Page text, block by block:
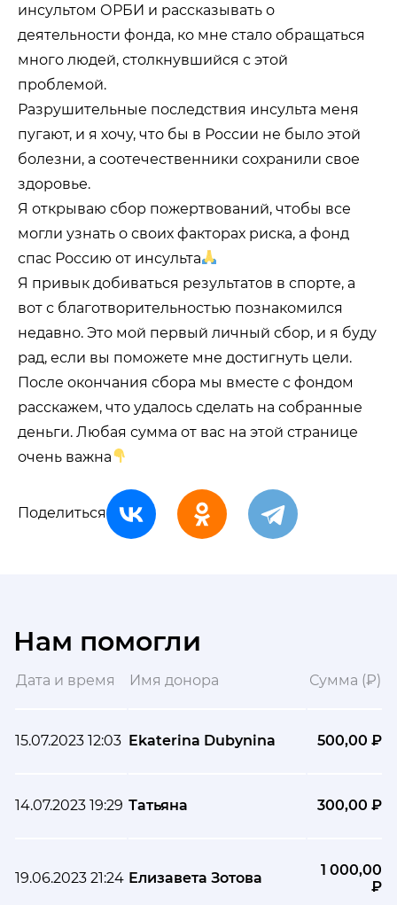
инсультом ОРБИ и рассказывать о
деятельности фонда, ко мне стало обращаться
много людей, столкнувшийся с этой
проблемой.
Разрушительные последствия инсульта меня
пугают, и я хочу, что бы в России не было этой
болезни, а соотечественники сохранили свое
здоровье.
Я открываю сбор пожертвований, чтобы все
могли узнать о своих факторах риска, а фонд
спас Россию от инсульта
Я привык добиваться результатов в спорте, а
вот с благотворительностью познакомился
недавно. Это мой первый личный сбор, и я буду
рад, если вы поможете мне достигнуть цели.
После окончания сбора мы вместе с фондом
расскажем, что удалось сделать на собранные
деньги. Любая сумма от вас на этой странице
очень важна
Поделиться
Нам помогли
Дата и время Имя донора Сумма (₽)
15.07.2023 12:03 Ekaterina Dubynina 500,00 ₽
14.07.2023 19:29 Татьяна 300,00 ₽
19.06.2023 21:24 Елизавета Зотова
1 000,00
₽